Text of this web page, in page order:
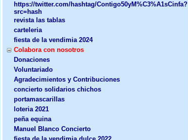
https://twitter.com/hashtag/Contigo50yM%C3%A1sCinfa?
src=hash
revista las tablas
carteleria
fiesta de la vendimia 2024
Colabora con nosotros
Donaciones
Voluntariado
Agradecimientos y Contribuciones
concierto solidarios chichos
portamascarillas
loteria 2021
peña equina
Manuel Blanco Concierto